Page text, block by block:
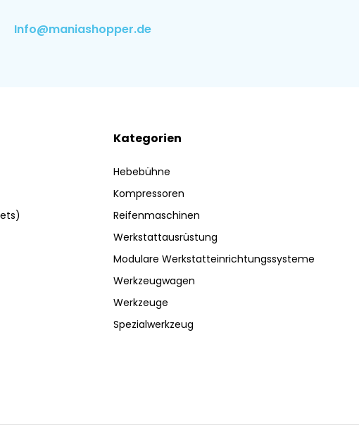
Info@maniashopper.de
Kategorien
Hebebühne
Kompressoren
Reifenmaschinen
Werkstattausrüstung
Modulare Werkstatteinrichtungssysteme
Werkzeugwagen
Werkzeuge
Spezialwerkzeug